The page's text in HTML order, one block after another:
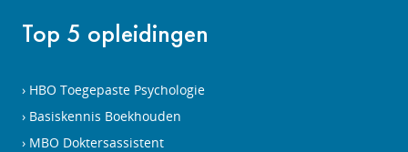
Top 5 opleidingen
HBO Toegepaste Psychologie
Basiskennis Boekhouden
MBO Doktersassistent